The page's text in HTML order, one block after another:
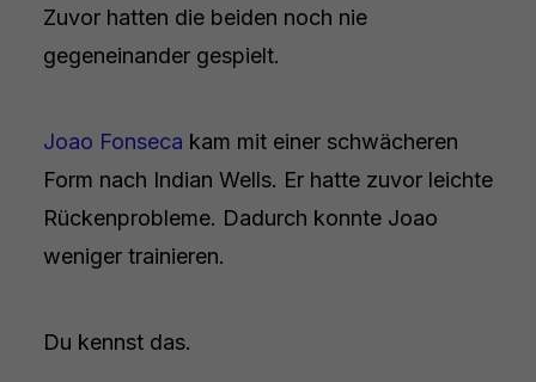
Zuvor hatten die beiden noch nie
gegeneinander gespielt.
Joao Fonseca kam mit einer schwächeren
Form nach Indian Wells. Er hatte zuvor leichte
Rückenprobleme. Dadurch konnte Joao
weniger trainieren.
Du kennst das.